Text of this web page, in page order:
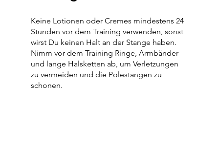
Keine Lotionen oder Cremes mindestens 24
Stunden vor dem Training verwenden, sonst
wirst Du keinen Halt an der Stange haben.
Nimm vor dem Training Ringe, Armbänder
und lange Halsketten ab, um Verletzungen
zu vermeiden und die Polestangen zu
schonen.